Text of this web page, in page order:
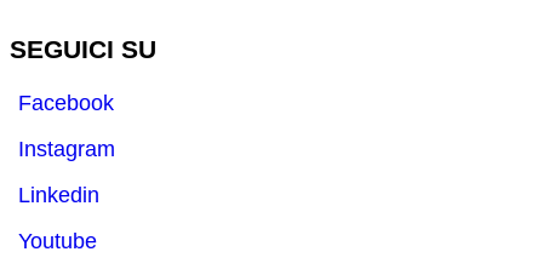
SEGUICI SU
Facebook
Instagram
Linkedin
Youtube